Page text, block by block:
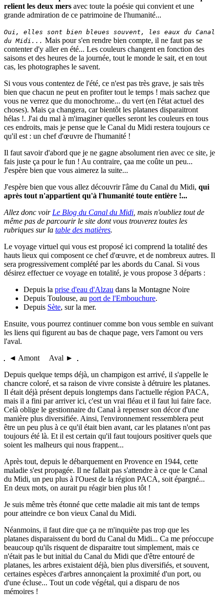
relient les deux mers avec toute la poésie qui convient et une
grande admiration de ce patrimoine de l'humanité...
Oui, elles sont bien bleues souvent, les eaux du Canal
du Midi... Mais pour s'en rendre bien compte, il ne faut pas se
contenter d'y aller en été... Les couleurs changent en fonction des
saisons et des heures de la journée, tout le monde le sait, et en tout
cas, les photographes le savent.
Si vous vous contentez de l'été, ce n'est pas très grave, je sais très
bien que chacun ne peut en profiter tout le temps ! mais sachez que
vous ne verrez que du monochrome... du vert (en l'état actuel des
choses). Mais ça changera, car bientôt les platanes disparaitront
hélas !. J'ai du mal à m'imaginer quelles seront les couleurs en tous
ces endroits, mais je pense que le Canal du Midi restera toujours ce
qu'il est : un chef d'œuvre de l'humanité !
Il faut savoir d'abord que je ne gagne absolument rien avec ce site, je
fais juste ça pour le fun ! Au contraire, çaa me coûte un peu...
J'espère bien que vous aimerez la suite...
J'espère bien que vous allez découvrir l'âme du Canal du Midi, qui
après tout n'appartient qu'à l'humanité toute entière !...
Allez donc voir Le Blog du Canal du Midi , mais n'oubliez tout de
même pas de parcourir le site dont vous trouverez toutes les
rubriques sur la table des matières.
Le voyage virtuel qui vous est proposé ici comprend la totalité des
hauts lieux qui composent ce chef d'œuvre, et de nombreux autres. Il
sera progressivement complété par les abords du Canal. Si vous
désirez effectuer ce voyage en totalité, je vous propose 3 départs :
Depuis la prise d'eau d'Alzau dans la Montagne Noire
Depuis Toulouse, au port de l'Embouchure.
Depuis Sète, sur la mer.
Ensuite, vous pourrez continuer comme bon vous semble en suivant
les liens qui figurent au bas de chaque page, vers l'amont ou vers
l'aval.
◄ Amont Aval ►
Depuis quelque temps déjà, un champigon est arrivé, il s'appelle le
chancre coloré, et sa raison de vivre consiste à détruire les platanes.
Il était déjà présent depuis longtemps dans l'actuelle région PACA,
mais il a fini par arriver ici, c'est un vrai fléau et il faut lui faire face.
Celà oblige le gestionnaire du Canal à repenser son décor d'une
manière plus diversifiée. Ainsi, l'environnement ressemblera peut
être un peu plus à ce qu'il était bien avant, car les platanes n'ont pas
toujours été là. Et il est certain qu'il faut toujours positiver quels que
soient les malheurs qui nous frappent...
Après tout, depuis le débarquement en Provence en 1944, cette
maladie s'est propagée. Il ne fallait pas s'attendre à ce que le Canal
du Midi, un peu plus à l'Ouest de la région PACA, soit épargné...
En deux mots, on aurait pu réagir bien plus tôt !
Je suis même très étonné que cette maladie ait mis tant de temps
pour atteindre ce bon vieux Canal du Midi.
Néanmoins, il faut dire que ça ne m'inquiète pas trop que les
platanes disparaissent du bord du Canal du Midi... Ca me préoccupe
beaucoup qu'ils risquent de disparaitre tout simplement, mais ce
n'était pas le but initial du Canal du Midi que d'être entouré de
platanes, les arbres existaient déjà, bien plus diversifiés, et souvent,
certaines espèces d'arbres annonçaient la proximité d'un port, ou
d'une écluse... Tout un code végétal, qui a disparu de nos
mémoires !